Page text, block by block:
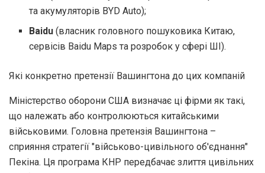
та акумуляторів BYD Auto);
Baidu (власник головного пошуковика Китаю,
сервісів Baidu Maps та розробок у сфері ШІ).
Які конкретно претензії Вашингтона до цих компаній
Міністерство оборони США визначає ці фірми як такі,
що належать або контролюються китайськими
військовими. Головна претензія Вашингтона –
сприяння стратегії "військово-цивільного об'єднання"
Пекіна. Ця програма КНР передбачає злиття цивільних